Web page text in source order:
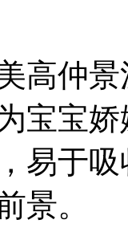
高仲
宝宝
易于
景。